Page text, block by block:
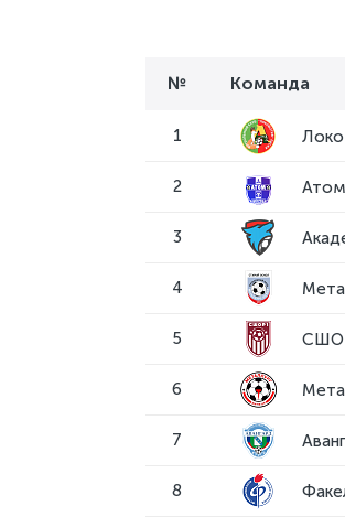
№ Команда
1
2
3
4
5
6
7
8